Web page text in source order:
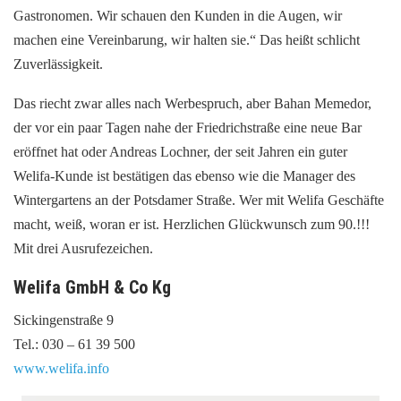
Gastronomen. Wir schauen den Kunden in die Augen, wir
machen eine Vereinbarung, wir halten sie.“ Das heißt schlicht
Zuverlässigkeit.
Das riecht zwar alles nach Werbespruch, aber Bahan Memedor,
der vor ein paar Tagen nahe der Friedrichstraße eine neue Bar
eröffnet hat oder Andreas Lochner, der seit Jahren ein guter
Welifa-Kunde ist bestätigen das ebenso wie die Manager des
Wintergartens an der Potsdamer Straße. Wer mit Welifa Geschäfte
macht, weiß, woran er ist. Herzlichen Glückwunsch zum 90.!!!
Mit drei Ausrufezeichen.
Welifa GmbH & Co Kg
Sickingenstraße 9
Tel.: 030 – 61 39 500
www.welifa.info